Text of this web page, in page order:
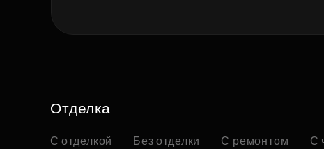
Отделка
С отделкой Без отделки С ремонтом С